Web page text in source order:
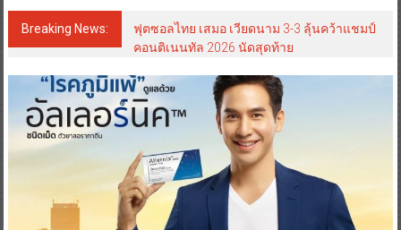
Breaking News:
ฟุตซอลไทย เสมอ เวียดนาม 3-3 ลุ้นคว้าแชมป์
คอนติเนนทัล 2026 นัดสุดท้าย